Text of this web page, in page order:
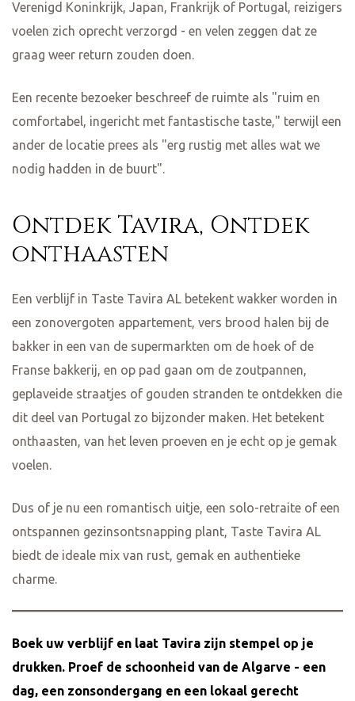
Verenigd Koninkrijk, Japan, Frankrijk of Portugal, reizigers
voelen zich oprecht verzorgd - en velen zeggen dat ze
graag weer return zouden doen.
Een recente bezoeker beschreef de ruimte als "ruim en
comfortabel, ingericht met fantastische taste," terwijl een
ander de locatie prees als "erg rustig met alles wat we
nodig hadden in de buurt".
Ontdek Tavira, Ontdek
onthaasten
Een verblijf in Taste Tavira AL betekent wakker worden in
een zonovergoten appartement, vers brood halen bij de
bakker in een van de supermarkten om de hoek of de
Franse bakkerij, en op pad gaan om de zoutpannen,
geplaveide straatjes of gouden stranden te ontdekken die
dit deel van Portugal zo bijzonder maken. Het betekent
onthaasten, van het leven proeven en je echt op je gemak
voelen.
Dus of je nu een romantisch uitje, een solo-retraite of een
ontspannen gezinsontsnapping plant, Taste Tavira AL
biedt de ideale mix van rust, gemak en authentieke
charme.
Boek uw verblijf en laat Tavira zijn stempel op je
drukken. Proef de schoonheid van de Algarve - een
dag, een zonsondergang en een lokaal gerecht